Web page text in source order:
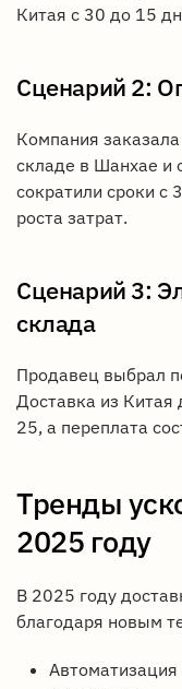
Китая с 30 до 15
Сценарий 2:
Компания
складе в Шанхае и
сократили сроки с
роста затрат.
Сценарий 3:
склада
Продавец выбрал
Доставка из Китая
25, а переплата
Тренды
2025 году
В 2025 году
благодаря новым